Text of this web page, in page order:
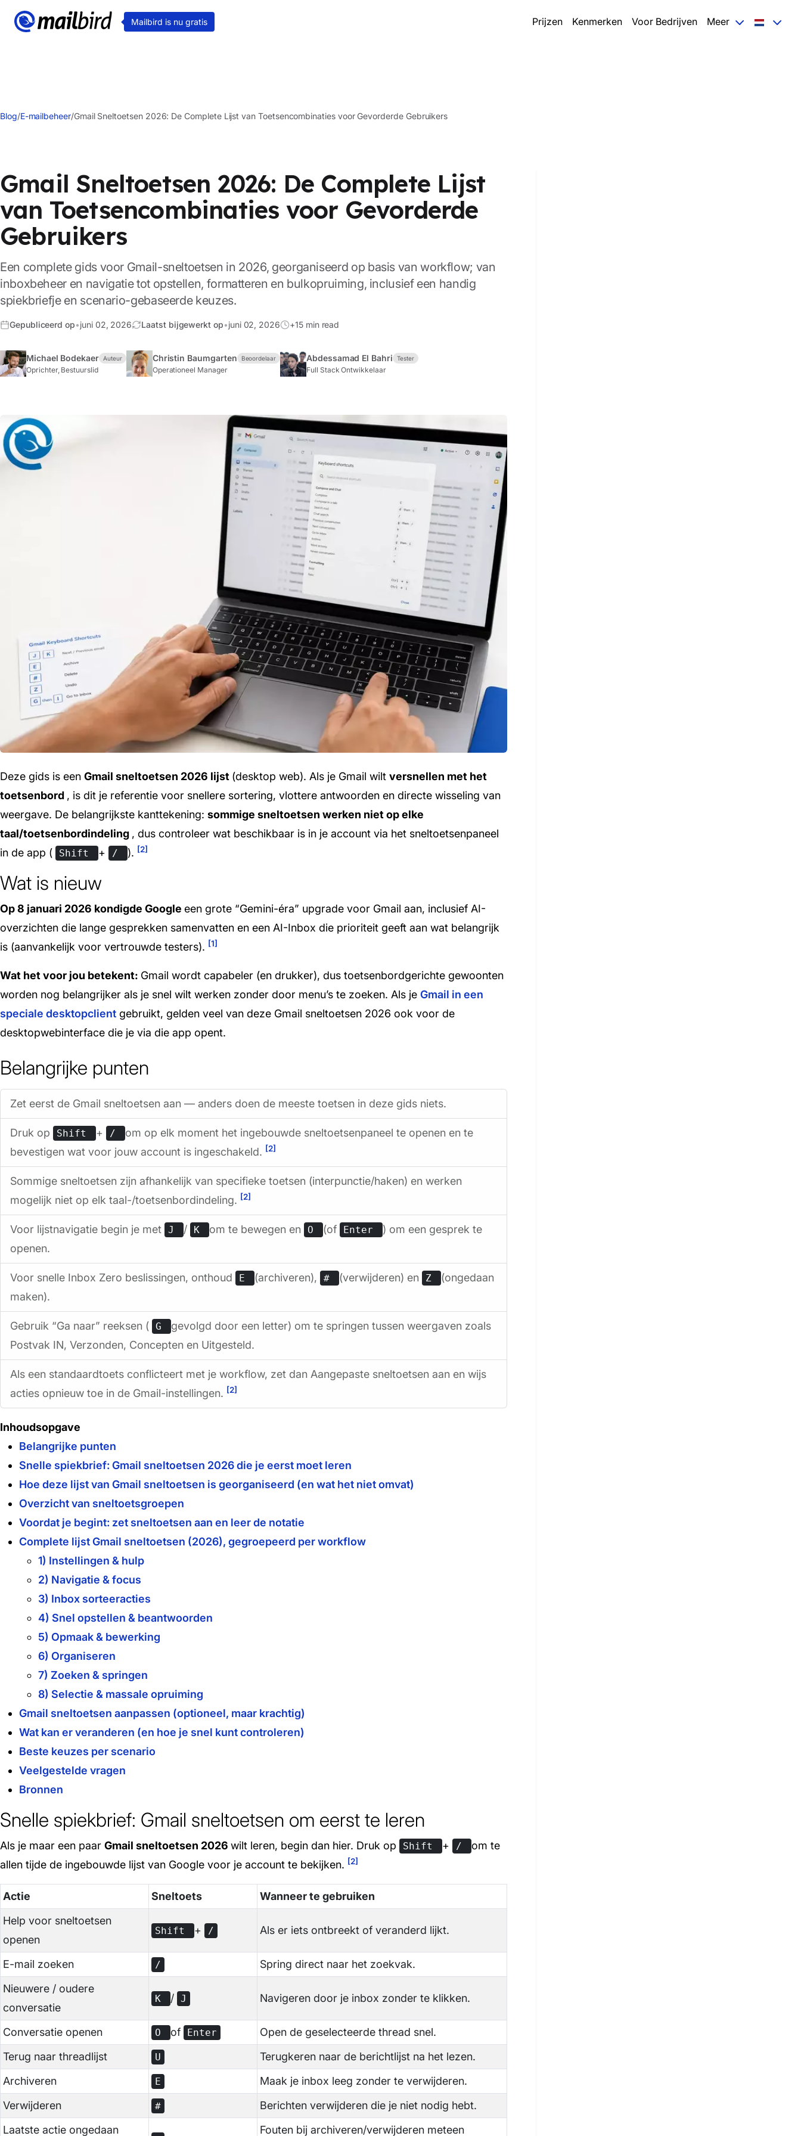
Mailbird is nu gratis Prijzen Kenmerken Voor Bedrijven Meer
Blog/E-mailbeheer/Gmail Sneltoetsen 2026: De Complete Lijst van Toetsencombinaties voor Gevorderde Gebruikers
Gmail Sneltoetsen 2026: De Complete Lijst
van Toetsencombinaties voor Gevorderde
Gebruikers
Een complete gids voor Gmail-sneltoetsen in 2026, georganiseerd op basis van workflow; van
inboxbeheer en navigatie tot opstellen, formatteren en bulkopruiming, inclusief een handig
spiekbriefje en scenario-gebaseerde keuzes.
Gepubliceerd op•juni 02, 2026 Laatst bijgewerkt op•juni 02, 2026 +15 min read
Michael Bodekaer Auteur
Oprichter, Bestuurslid
Christin Baumgarten Beoordelaar
Operationeel Manager
Abdessamad El Bahri Tester
Full Stack Ontwikkelaar
Deze gids is een Gmail sneltoetsen 2026 lijst (desktop web). Als je Gmail wilt versnellen met het
toetsenbord , is dit je referentie voor snellere sortering, vlottere antwoorden en directe wisseling van
weergave. De belangrijkste kanttekening: sommige sneltoetsen werken niet op elke
taal/toetsenbordindeling , dus controleer wat beschikbaar is in je account via het sneltoetsenpaneel
in de app (
Shift + / ). [2]
Wat is nieuw
Op 8 januari 2026 kondigde Google een grote “Gemini-éra” upgrade voor Gmail aan, inclusief AI-
overzichten die lange gesprekken samenvatten en een AI-Inbox die prioriteit geeft aan wat belangrijk
is (aanvankelijk voor vertrouwde testers). [1]
Wat het voor jou betekent: Gmail wordt capabeler (en drukker), dus toetsenbordgerichte gewoonten
worden nog belangrijker als je snel wilt werken zonder door menu’s te zoeken. Als je Gmail in een
speciale desktopclient gebruikt, gelden veel van deze Gmail sneltoetsen 2026 ook voor de
desktopwebinterface die je via die app opent.
Belangrijke punten
Zet eerst de Gmail sneltoetsen aan — anders doen de meeste toetsen in deze gids niets.
Druk op Shift + /
om op elk moment het ingebouwde sneltoetsenpaneel te openen en te
bevestigen wat voor jouw account is ingeschakeld. [2]
Sommige sneltoetsen zijn afhankelijk van specifieke toetsen (interpunctie/haken) en werken
mogelijk niet op elk taal-/toetsenbordindeling. [2]
Voor lijstnavigatie begin je met J / K om te bewegen en O (of Enter
) om een gesprek te
openen.
Voor snelle Inbox Zero beslissingen, onthoud E (archiveren), # (verwijderen) en Z
(ongedaan
maken).
Gebruik “Ga naar” reeksen ( G
gevolgd door een letter) om te springen tussen weergaven zoals
Postvak IN, Verzonden, Concepten en Uitgesteld.
Als een standaardtoets conflicteert met je workflow, zet dan Aangepaste sneltoetsen aan en wijs
acties opnieuw toe in de Gmail-instellingen. [2]
Inhoudsopgave
Belangrijke punten
Snelle spiekbrief: Gmail sneltoetsen 2026 die je eerst moet leren
Hoe deze lijst van Gmail sneltoetsen is georganiseerd (en wat het niet omvat)
Overzicht van sneltoetsgroepen
Voordat je begint: zet sneltoetsen aan en leer de notatie
Complete lijst Gmail sneltoetsen (2026), gegroepeerd per workflow
1) Instellingen & hulp
2) Navigatie & focus
3) Inbox sorteeracties
4) Snel opstellen & beantwoorden
5) Opmaak & bewerking
6) Organiseren
7) Zoeken & springen
8) Selectie & massale opruiming
Gmail sneltoetsen aanpassen (optioneel, maar krachtig)
Wat kan er veranderen (en hoe je snel kunt controleren)
Beste keuzes per scenario
Veelgestelde vragen
Bronnen
Snelle spiekbrief: Gmail sneltoetsen om eerst te leren
Als je maar een paar Gmail sneltoetsen 2026 wilt leren, begin dan hier. Druk op Shift + /
om te
allen tijde de ingebouwde lijst van Google voor je account te bekijken. [2]
Actie Sneltoets
Wanneer te gebruiken
Help voor sneltoetsen
openen
Shift + / Als er iets ontbreekt of veranderd lijkt.
E-mail zoeken /
Spring direct naar het zoekvak.
Nieuwere / oudere
conversatie
K / J Navigeren door je inbox zonder te klikken.
Conversatie openen O of Enter
Open de geselecteerde thread snel.
Terug naar threadlijst
U
Terugkeren naar de berichtlijst na het lezen.
Archiveren
E
Maak je inbox leeg zonder te verwijderen.
Verwijderen
#
Berichten verwijderen die je niet nodig hebt.
Laatste actie ongedaan
Fouten bij archiveren/verwijderen meteen